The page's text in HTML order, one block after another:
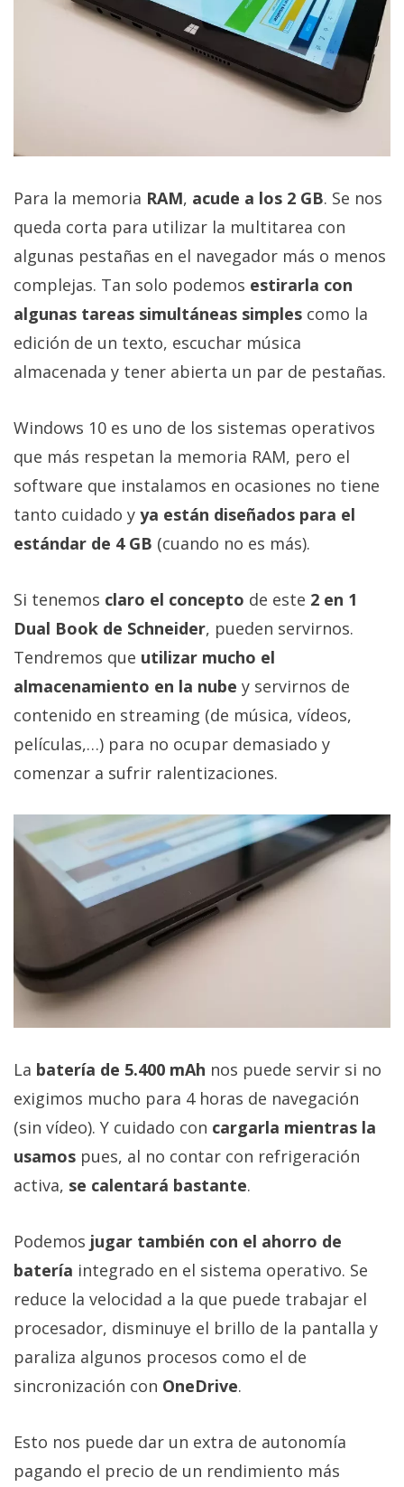
Para la memoria RAM, acude a los 2 GB. Se nos
queda corta para utilizar la multitarea con
algunas pestañas en el navegador más o menos
complejas. Tan solo podemos estirarla con
algunas tareas simultáneas simples como la
edición de un texto, escuchar música
almacenada y tener abierta un par de pestañas.
Windows 10 es uno de los sistemas operativos
que más respetan la memoria RAM, pero el
software que instalamos en ocasiones no tiene
tanto cuidado y ya están diseñados para el
estándar de 4 GB (cuando no es más).
Si tenemos claro el concepto de este 2 en 1
Dual Book de Schneider, pueden servirnos.
Tendremos que utilizar mucho el
almacenamiento en la nube y servirnos de
contenido en streaming (de música, vídeos,
películas,…) para no ocupar demasiado y
comenzar a sufrir ralentizaciones.
La batería de 5.400 mAh nos puede servir si no
exigimos mucho para 4 horas de navegación
(sin vídeo). Y cuidado con cargarla mientras la
usamos pues, al no contar con refrigeración
activa, se calentará bastante.
Podemos jugar también con el ahorro de
batería integrado en el sistema operativo. Se
reduce la velocidad a la que puede trabajar el
procesador, disminuye el brillo de la pantalla y
paraliza algunos procesos como el de
sincronización con OneDrive.
Esto nos puede dar un extra de autonomía
pagando el precio de un rendimiento más